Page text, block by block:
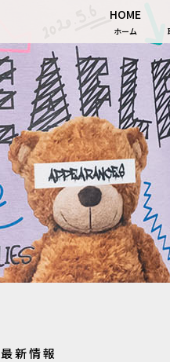
HOME
ホーム
最新情報